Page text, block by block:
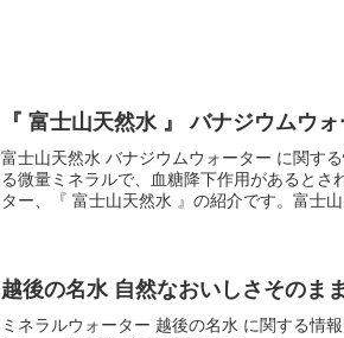
『 富士山天然水 』 バナジウムウ
富士山天然水 バナジウムウォーター に関す
る微量ミネラルで、血糖降下作用があると
ター、『 富士山天然水 』の紹介です。富士
越後の名水 自然なおいしさそのま
ミネラルウォーター 越後の名水 に関する情